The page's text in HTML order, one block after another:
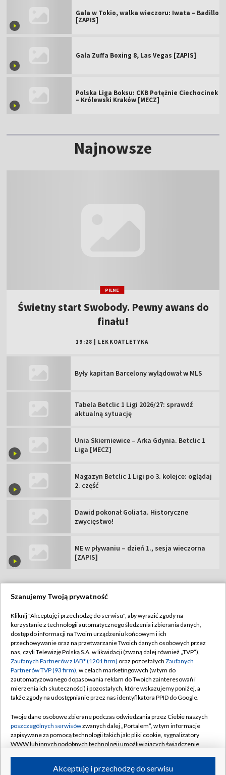
Gala w Tokio, walka wieczoru: Iwata – Badillo
[ZAPIS]
Gala Zuffa Boxing 8, Las Vegas [ZAPIS]
Polska Liga Boksu: CKB Potężnie Ciechocinek
– Królewski Kraków [MECZ]
Najnowsze
PILNE
Świetny start Swobody. Pewny awans do
finału!
19:28 | LEKKOATLETYKA
Były kapitan Barcelony wylądował w MLS
Tabela Betclic 1 Ligi 2026/27: sprawdź
aktualną sytuację
Unia Skierniewice – Arka Gdynia. Betclic 1
Liga [MECZ]
Magazyn Betclic 1 Ligi po 3. kolejce: oglądaj
2. część
Dawid pokonał Goliata. Historyczne
zwycięstwo!
ME w pływaniu – dzień 1., sesja wieczorna
[ZAPIS]
TVP
Abonament TVP
Sklep TVP
Biuro Reklamy
Oferta Handlowa
Telegazeta ogłoszenia
Rada Programowa
Ogłoszenia przetargowe
Akademia Telewizyjna
Informacje o nadawcy
Regulamin TVP
Polityka prywatności
Moje zgody
Biuro reklamy
Kontakt
Kanały
Szanujemy Twoją prywatność
Kliknij "Akceptuję i przechodzę do serwisu", aby wyrazić zgody na
korzystanie z technologii automatycznego śledzenia i zbierania danych,
dostęp do informacji na Twoim urządzeniu końcowym i ich
przechowywanie oraz na przetwarzanie Twoich danych osobowych przez
nas, czyli Telewizję Polską S.A. w likwidacji (zwaną dalej również „TVP”),
Zaufanych Partnerów z IAB* (1201 firm) oraz pozostałych Zaufanych
Partnerów TVP (93 firm), w celach marketingowych (w tym do
zautomatyzowanego dopasowania reklam do Twoich zainteresowań i
mierzenia ich skuteczności) i pozostałych, które wskazujemy poniżej, a
także zgody na udostępnianie przez nas identyfikatora PPID do Google.
Twoje dane osobowe zbierane podczas odwiedzania przez Ciebie naszych
poszczególnych serwisówzwanych dalej „Portalem”, w tym informacje
zapisywane za pomocą technologii takich jak: pliki cookie, sygnalizatory
WWW lub innych podobnych technologii umożliwiających świadczenie
ruchu w Internecie.Akceptuję i przechodzę do serwisu